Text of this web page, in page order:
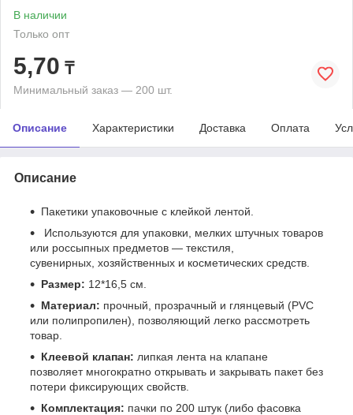
В наличии
Только опт
5,70 ₸
Минимальный заказ — 200 шт.
Описание Характеристики Доставка Оплата
Описание
Пакетики упаковочные с клейкой лентой.
Используются для упаковки, мелких штучных товаров
или россыпных предметов — текстиля,
сувенирных, хозяйственных и косметических средств.
Размер: 12*16,5 см.
Материал: прочный, прозрачный и глянцевый (PVC
или полипропилен), позволяющий легко рассмотреть
товар.
Клеевой клапан: липкая лента на клапане
позволяет многократно открывать и закрывать пакет без
потери фиксирующих свойств.
Комплектация: пачки по 200 штук (либо фасовка